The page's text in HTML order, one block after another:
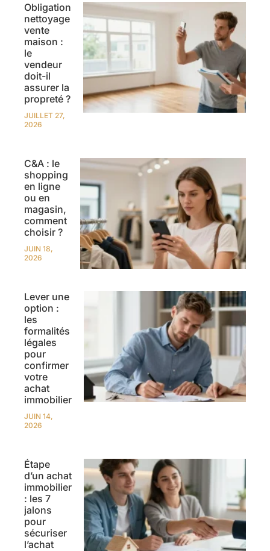
Obligation
nettoyage
vente
maison :
le
vendeur
doit-il
assurer la
propreté ?
JUILLET 27,
2026
C&A : le
shopping
en ligne
ou en
magasin,
comment
choisir ?
JUIN 18,
2026
Lever une
option :
les
formalités
légales
pour
confirmer
votre
achat
immobilier
JUIN 14,
2026
Étape
d’un achat
immobilier
: les 7
jalons
pour
sécuriser
l’achat